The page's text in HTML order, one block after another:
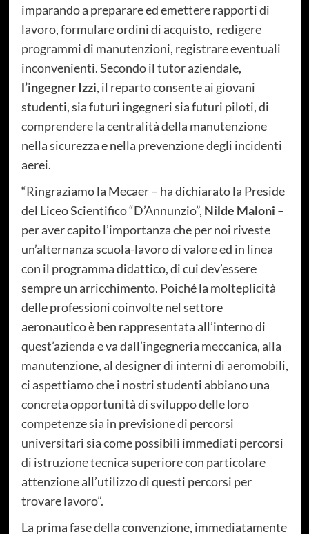
imparando a preparare ed emettere rapporti di
lavoro, formulare ordini di acquisto, redigere
programmi di manutenzioni, registrare eventuali
inconvenienti. Secondo il tutor aziendale,
l’ingegner Izzi, il reparto consente ai giovani
studenti, sia futuri ingegneri sia futuri piloti, di
comprendere la centralità della manutenzione
nella sicurezza e nella prevenzione degli incidenti
aerei.
“Ringraziamo la Mecaer – ha dichiarato la Preside
del Liceo Scientifico “D’Annunzio”, Nilde Maloni –
per aver capito l’importanza che per noi riveste
un’alternanza scuola-lavoro di valore ed in linea
con il programma didattico, di cui dev’essere
sempre un arricchimento. Poiché la molteplicità
delle professioni coinvolte nel settore
aeronautico è ben rappresentata all’interno di
quest’azienda e va dall’ingegneria meccanica, alla
manutenzione, al designer di interni di aeromobili,
ci aspettiamo che i nostri studenti abbiano una
concreta opportunità di sviluppo delle loro
competenze sia in previsione di percorsi
universitari sia come possibili immediati percorsi
di istruzione tecnica superiore con particolare
attenzione all’utilizzo di questi percorsi per
trovare lavoro”.
La prima fase della convenzione, immediatamente